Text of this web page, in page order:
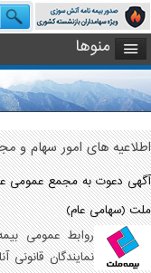
منوها
اطلاعیه های امور سهام و
آگهى دعوت به مجمع عمومى
ملت (سهامى عام)
روابط عمومی
نمایندگان